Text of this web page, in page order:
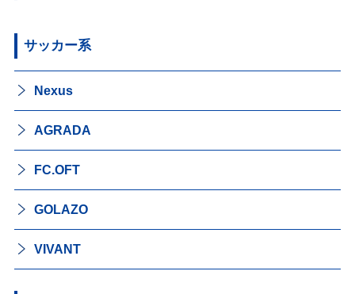
サッカー系
Nexus
AGRADA
FC.OFT
GOLAZO
VIVANT